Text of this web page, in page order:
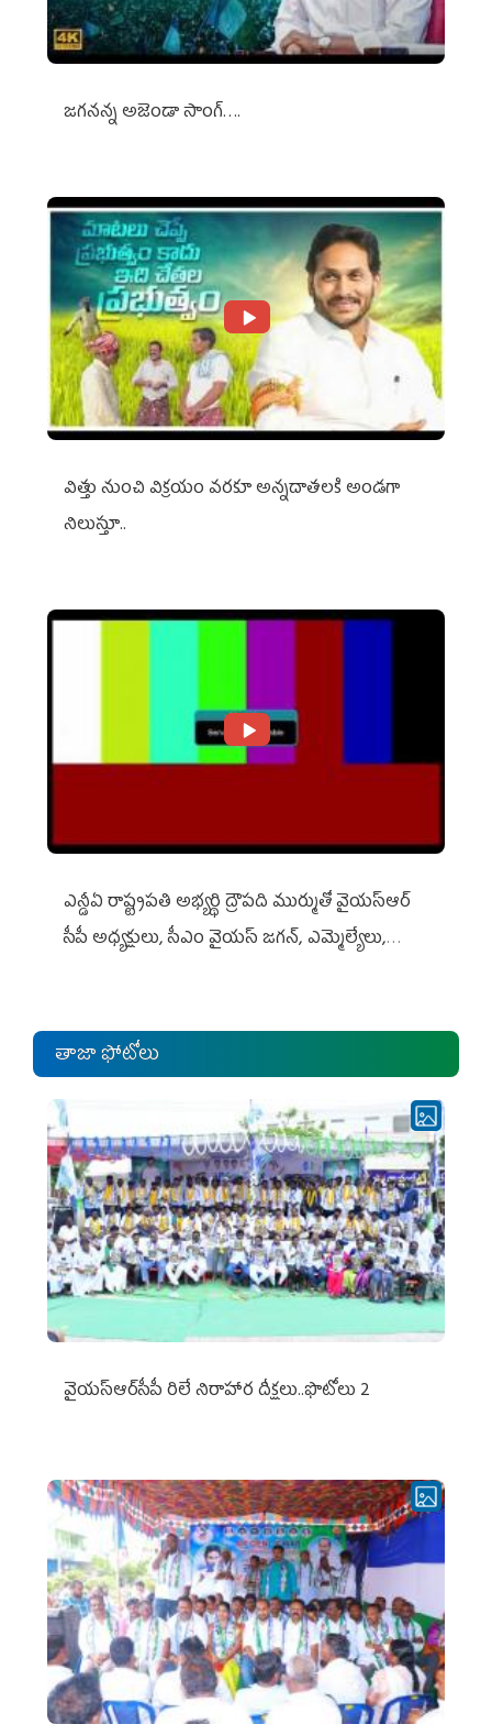
జగనన్న అజెండా సాంగ్….
విత్తు నుంచి విక్రయం వరకూ అన్నదాతలకి అండగా
నిలుస్తూ..
ఎన్డీఏ రాష్ట్ర‌ప‌తి అభ్య‌ర్థి ద్రౌప‌ది ముర్ముతో వైయ‌స్ఆర్
సీపీ అధ్య‌క్షులు, సీఎం వైయ‌స్ జ‌గ‌న్, ఎమ్మెల్యేలు,
తాజా ఫోటోలు
వైయ‌స్ఆర్‌సీపీ రిలే నిరాహార దీక్షలు..ఫొటోలు 2